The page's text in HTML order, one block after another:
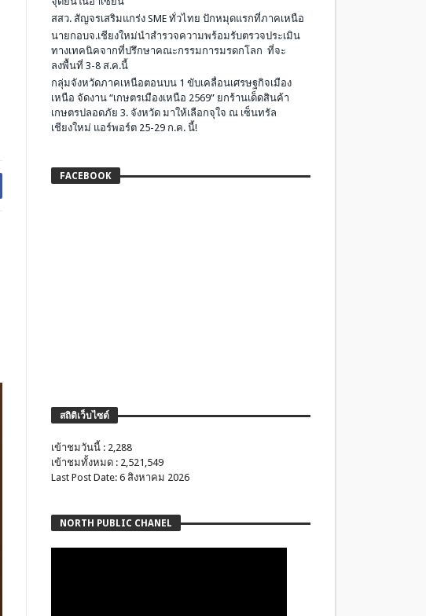
สสว. สัญจรเสริมแกร่ง SME ทั่วไทย ปักหมุดแรกที่ภาคเหนือ
นายกอบจ.เชียงใหม่นำสำรวจความพร้อมรับตรวจประเมิน
ทางเทคนิคจากที่ปรึกษาคณะกรรมการมรดกโลก ที่จะ
ลงพื้นที่ 3-8 ส.ค.นี้
กลุ่มจังหวัดภาคเหนือตอนบน 1 ขับเคลื่อนเศรษฐกิจเมือง
เหนือ จัดงาน “เกษตรเมืองเหนือ 2569” ยกร้านเด็ดสินค้า
เกษตรปลอดภัย 3. จังหวัด มาให้เลือกจุใจ ณ เซ็นทรัล
เชียงใหม่ แอร์พอร์ต 25-29 ก.ค. นี้!
FACEBOOK
สถิติเว็บไซต์
เข้าชมวันนี้ : 2,288
เข้าชมทั้งหมด : 2,521,549
Last Post Date: 6 สิงหาคม 2026
NORTH PUBLIC CHANEL